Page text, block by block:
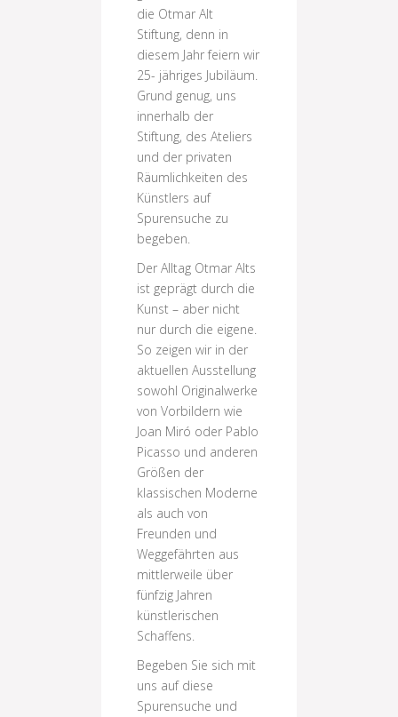
die Otmar Alt
Stiftung, denn in
diesem Jahr feiern wir
25- jähriges Jubiläum.
Grund genug, uns
innerhalb der
Stiftung, des Ateliers
und der privaten
Räumlichkeiten des
Künstlers auf
Spurensuche zu
begeben.
Der Alltag Otmar Alts
ist geprägt durch die
Kunst – aber nicht
nur durch die eigene.
So zeigen wir in der
aktuellen Ausstellung
sowohl Originalwerke
von Vorbildern wie
Joan Miró oder Pablo
Picasso und anderen
Größen der
klassischen Moderne
als auch von
Freunden und
Weggefährten aus
mittlerweile über
fünfzig Jahren
künstlerischen
Schaffens.
Begeben Sie sich mit
uns auf diese
Spurensuche und